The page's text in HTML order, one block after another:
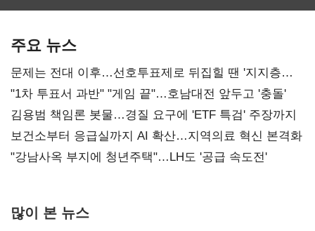
주요 뉴스
문제는 전대 이후…선호투표제로 뒤집힐 땐 '지지층
불복'
"1차 투표서 과반" "게임 끝"…호남대전 앞두고 '충돌'
김용범 책임론 봇물…경질 요구에 'ETF 특검' 주장까지
보건소부터 응급실까지 AI 확산…지역의료 혁신 본격화
"강남사옥 부지에 청년주택"…LH도 '공급 속도전'
많이 본 뉴스